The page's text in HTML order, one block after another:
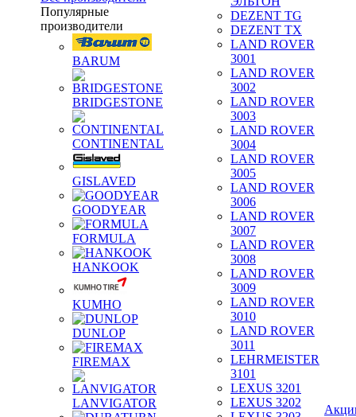
Популярные
производители
BARUM
BRIDGESTONE
CONTINENTAL
GISLAVED
GOODYEAR
FORMULA
HANKOOK
KUMHO
DUNLOP
FIREMAX
LANVIGATOR
DEZENT TG
DEZENT TX
LAND ROVER
3001
LAND ROVER
3002
LAND ROVER
3003
LAND ROVER
3004
LAND ROVER
3005
LAND ROVER
3006
LAND ROVER
3007
LAND ROVER
3008
LAND ROVER
3009
LAND ROVER
3010
LAND ROVER
3011
LEHRMEISTER
3101
LEXUS 3201
LEXUS 3202